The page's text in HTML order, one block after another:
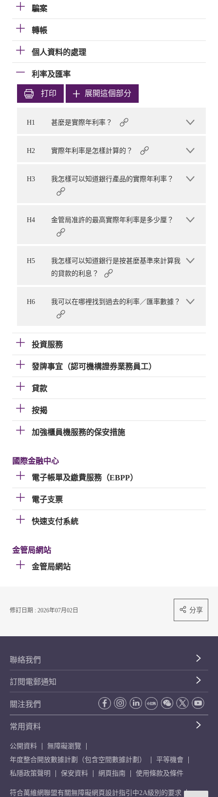
騙案
轉帳
個人資料的處理
利率及匯率
打印 展開這個部分
H1 甚麼是實際年利率？
H2 實際年利率是怎樣計算的？
H3 我怎樣可以知道銀行產品的實際年利率？
H4 金管局准許的最高實際年利率是多少厘？
H5
我怎樣可以知道銀行是按甚麼基準來計算我
的貸款的利息？
H6 我可以在哪裡找到過去的利率／匯率數據？
投資服務
發牌事宜（認可機構證券業務員工）
貸款
按揭
加強櫃員機服務的保安措施
國際金融中心
電子帳單及繳費服務（EBPP）
電子支票
快速支付系統
金管局網站
金管局網站
修訂日期 : 2026年07月02日 分享
聯絡我們
訂閱電郵通知
關注我們
常用資料
公開資料
無障礙瀏覽
年度整合開放數據計劃（包含空間數據計劃）
平等機會
私隱政策聲明
保安資料 網頁指南 使用條款及條件
符合萬維網聯盟有關無障礙網頁設計指引中2A級別的要求